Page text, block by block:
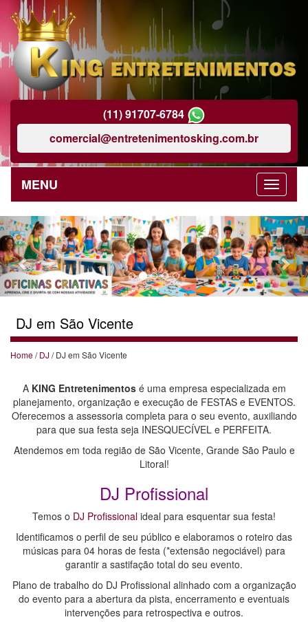
(11) 91707-6784
comercial@entretenimentosking.com.br
MENU
Previous
DJ em São Vicente
Home/DJ / DJ em São Vicente
A KING Entretenimentosé uma empresa especializada em
planejamento, organização e execução de FESTAS e EVENTOS.
Oferecemos a assessoria completa para o seu evento, auxiliando
para que sua festa seja INESQUECÍVEL e PERFEITA.
Atendemos em toda região de São Vicente, Grande São Paulo e
Litoral!
DJ Profissional
Temos o DJ Profissional ideal para esquentar sua festa!
Identificamos o perfil de seu público e elaboramos o roteiro das
músicas para 04 horas de festa (*extensão negociável) para
garantir a sastifação total do seu evento.
Plano de trabalho do DJ Profissional alinhado com a organização
do evento para a abertura da pista, encerramento e eventuais
intervenções para retrospectiva e outros.